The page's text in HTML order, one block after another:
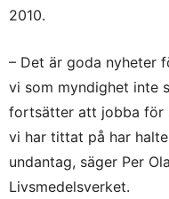
2010.
– Det är goda nyheter
vi som myndighet inte
fortsätter att jobba för
vi har tittat på har
undantag, säger Per
Livsmedelsverket.